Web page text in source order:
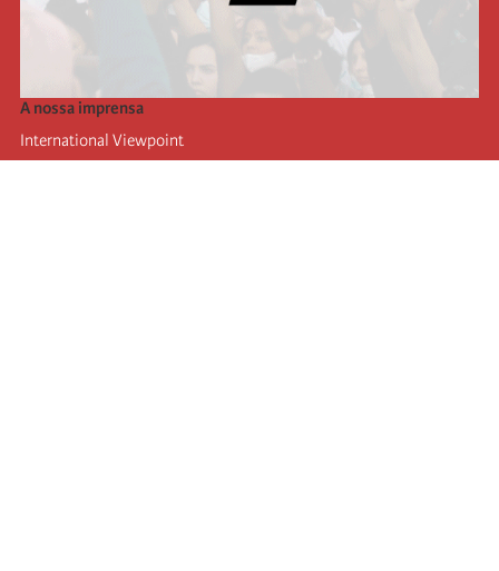
A nossa imprensa
International Viewpoint